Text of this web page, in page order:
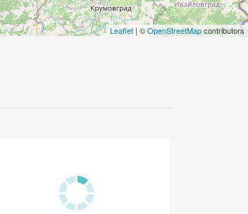
Leaflet | ©OpenStreetMapcontributors